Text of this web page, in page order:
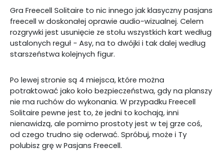
Gra Freecell Solitaire to nic innego jak klasyczny pasjans
freecell w doskonałej oprawie audio-wizualnej. Celem
rozgrywki jest usunięcie ze stołu wszystkich kart według
ustalonych reguł - Asy, na to dwójki i tak dalej według
starszeństwa kolejnych figur.
Po lewej stronie są 4 miejsca, które można
potraktować jako koło bezpieczeństwa, gdy na planszy
nie ma ruchów do wykonania. W przypadku Freecell
Solitaire pewne jest to, że jedni to kochają, inni
nienawidzą, ale pomimo prostoty jest w tej grze coś,
od czego trudno się oderwać. Spróbuj, może i Ty
polubisz grę w Pasjans Freecell.